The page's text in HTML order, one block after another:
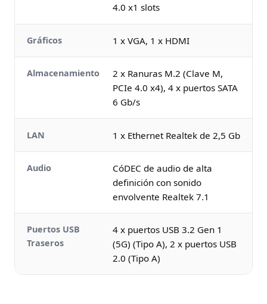
4.0 x1 slots
Gráficos 1 x VGA, 1 x HDMI
Almacenamiento
2 x Ranuras M.2 (Clave M,
PCIe 4.0 x4), 4 x puertos SATA
6 Gb/s
LAN 1 x Ethernet Realtek de 2,5 Gb
Audio
CóDEC de audio de alta
definición con sonido
envolvente Realtek 7.1
Puertos USB
Traseros
4 x puertos USB 3.2 Gen 1
(5G) (Tipo A), 2 x puertos USB
2.0 (Tipo A)